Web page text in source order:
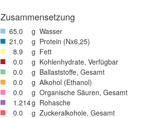
Zusammensetzung
65.0 g Wasser
21 .0 g Protein (Nx6,25)
8.9 g Fett
0.0 g Kohlenhydrate, Verfügbar
0.0 g Ballaststoffe, Gesamt
0.0 g Alkohol (Ethanol)
0.0 g Organische Säuren, Gesamt
1 .214g Rohasche
0.0 g Zuckeralkohole, Gesamt